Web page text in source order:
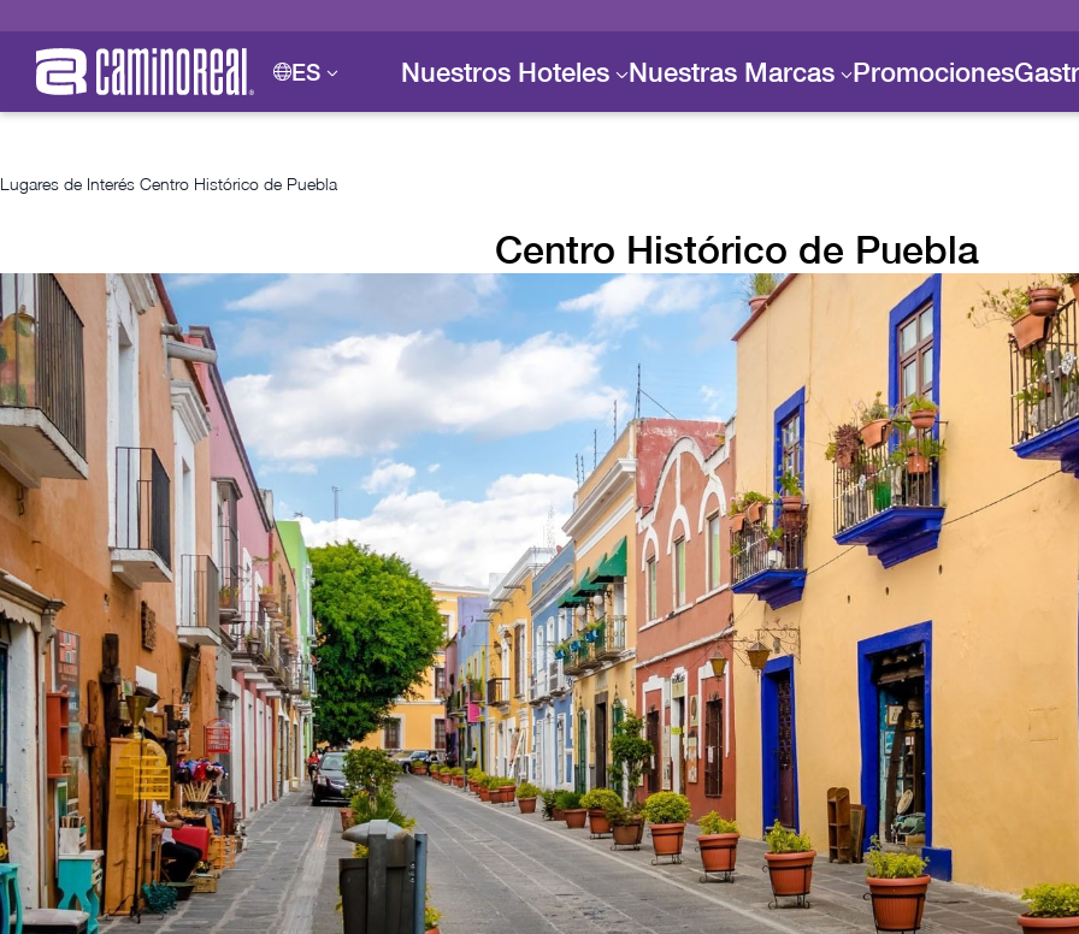
ES Nuestros Hoteles Nuestras Marcas Promociones
Lugares de Interés Centro Histórico de Puebla
Centro Histórico de Puebla